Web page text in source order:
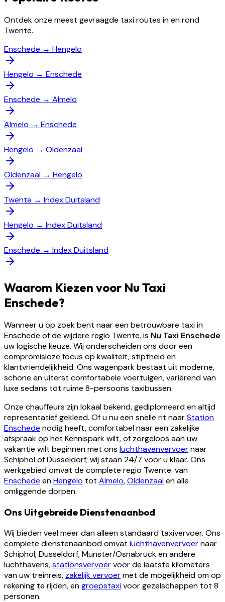
Ontdek onze meest gevraagde taxi routes in en rond
Twente.
Enschede → Hengelo
Hengelo → Enschede
Enschede → Almelo
Almelo → Enschede
Hengelo → Oldenzaal
Oldenzaal → Hengelo
Twente → Index Duitsland
Hengelo → Index Duitsland
Enschede → Index Duitsland
Waarom Kiezen voor Nu Taxi
Enschede?
Wanneer u op zoek bent naar een betrouwbare taxi in
Enschede of de wijdere regio Twente, is Nu Taxi Enschede
uw logische keuze. Wij onderscheiden ons door een
compromisloze focus op kwaliteit, stiptheid en
klantvriendelijkheid. Ons wagenpark bestaat uit moderne,
schone en uiterst comfortabele voertuigen, variërend van
luxe sedans tot ruime 8-persoons taxibussen.
Onze chauffeurs zijn lokaal bekend, gediplomeerd en altijd
representatief gekleed. Of u nu een snelle rit naarStation
Enschede nodig heeft, comfortabel naar een zakelijke
afspraak op het Kennispark wilt, of zorgeloos aan uw
vakantie wilt beginnen met ons luchthavenvervoernaar
Schiphol of Düsseldorf; wij staan 24/7 voor u klaar. Ons
werkgebied omvat de complete regio Twente: van
Enschede enHengelo tot Almelo,Oldenzaalen alle
omliggende dorpen.
Ons Uitgebreide Dienstenaanbod
Wij bieden veel meer dan alleen standaard taxivervoer. Ons
complete dienstenaanbod omvat luchthavenvervoernaar
Schiphol, Düsseldorf, Münster/Osnabrück en andere
luchthavens,stationsvervoervoor de laatste kilometers
van uw treinreis, zakelijk vervoermet de mogelijkheid om op
rekening te rijden, engroepstaxivoor gezelschappen tot 8
personen.